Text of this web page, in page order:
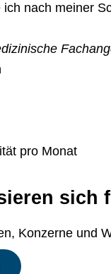
nach meiner
pro Monat
sich
Konzerne und